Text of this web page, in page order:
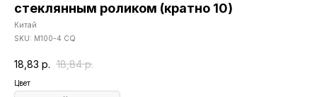
стеклянным роликом (кратно 10)
Китай
SKU: М100-4 CQ
18,83 р. 18,84 р.
Цвет